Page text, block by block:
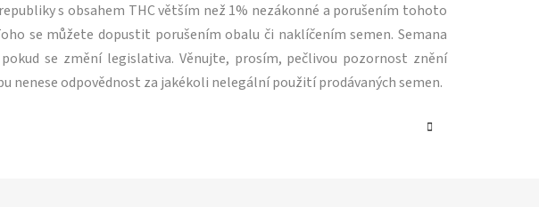
s obsahem THC větším než 1% nezákonné a porušením tohoto
se můžete dopustit porušením obalu či naklíčením semen. Semana
se změní legislativa. Věnujte, prosím, pečlivou pozornost znění
nenese odpovědnost za jakékoli nelegální použití prodávaných semen.